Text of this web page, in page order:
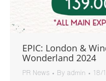
EPIC: London &
Wonderland 2024
PR News By admin 18/